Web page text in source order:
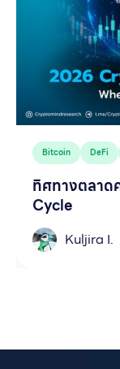
Bitcoin DeFi
ทิศทางตลาด
Cycle
Kuljira I.